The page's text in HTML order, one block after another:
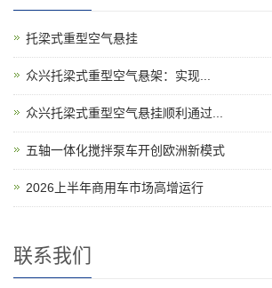
托梁式重型空气悬挂
​众兴托梁式重型空气悬架：实现...
众兴托梁式重型空气悬挂顺利通过...
五轴一体化搅拌泵车开创欧洲新模式
2026上半年商用车市场高增运行
联系我们